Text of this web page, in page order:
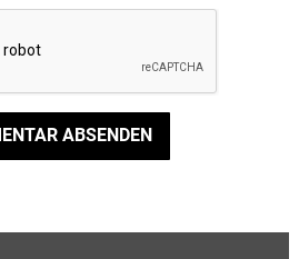
ABSENDEN